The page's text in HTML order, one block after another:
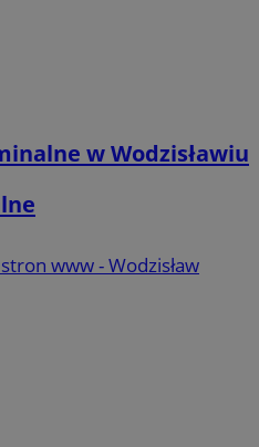
w Wodzisławiu
www - Wodzisław